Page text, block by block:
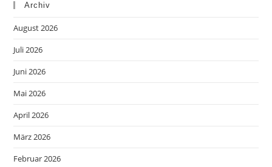
Archiv
August 2026
Juli 2026
Juni 2026
Mai 2026
April 2026
März 2026
Februar 2026